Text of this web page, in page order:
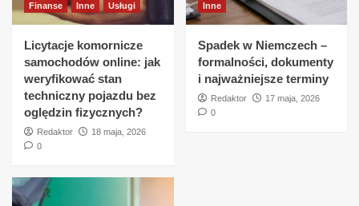
Finanse Inne Usługi
Licytacje komornicze
samochodów online: jak
weryfikować stan
techniczny pojazdu bez
oględzin fizycznych?
Redaktor
18 maja, 2026
0
Inne
Spadek w Niemczech –
formalności, dokumenty
i najważniejsze terminy
Redaktor
17 maja, 2026
0